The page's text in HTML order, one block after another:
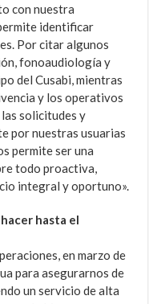
con nuestra
identificar
Por citar algunos
fonoaudiología y
del Cusabi, mientras
y los operativos
solicitudes y
por nuestras usuarias
permite ser una
todo proactiva,
integral y oportuno».
hasta el
en marzo de
para asegurarnos de
un servicio de alta